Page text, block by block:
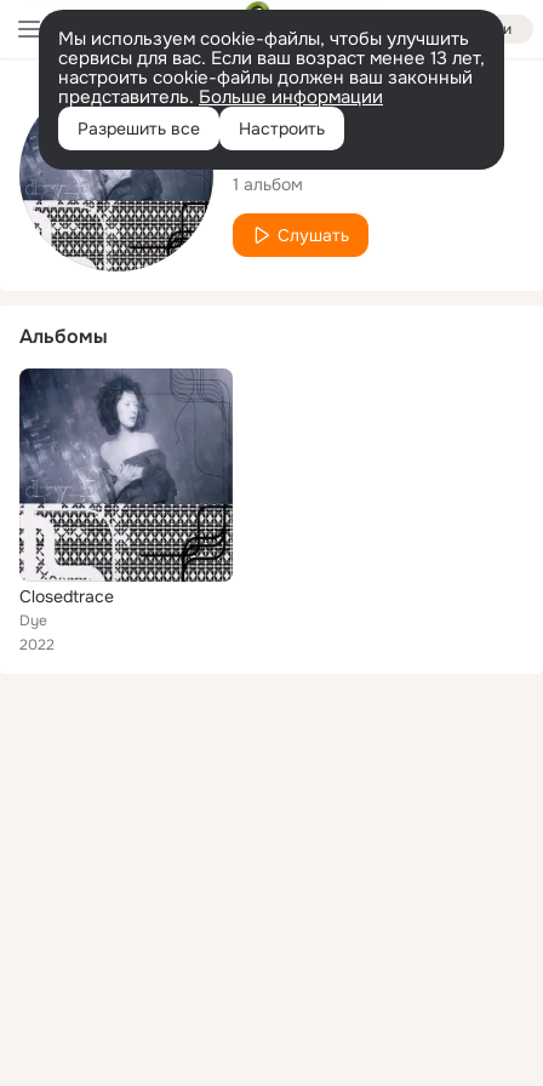
Войти
Мы используем cookie-файлы, чтобы улучшить
сервисы для вас. Если ваш возраст менее 13 лет,
настроить cookie-файлы должен ваш законный
представитель. Больше информации
Разрешить все Настроить
Исполнитель
Dye
1 альбом
Слушать
Альбомы
Closedtrace
Dye
2022